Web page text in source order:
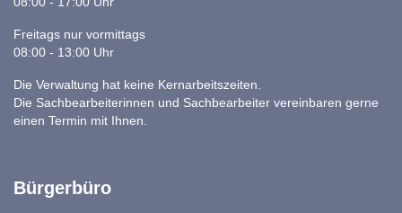
Freitags nur vormittags
08:00 - 13:00 Uhr
Die Verwaltung hat keine Kernarbeitszeiten.
Die Sachbearbeiterinnen und Sachbearbeiter vereinbaren gerne
einen Termin mit Ihnen.
Bürgerbüro